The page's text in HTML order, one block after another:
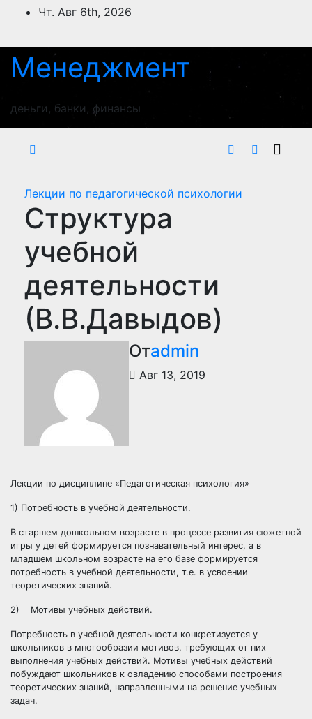
ПерейтиЧт. Авг 6th, 2026
Менеджмент
деньги, банки, финансы
Лекции по педагогической психологии
Структура
учебной
деятельности
(В.В.Давыдов)
Отadmin
Авг 13, 2019
Лекции по дисциплине «Педагогическая психология»
1) Потребность в учебной деятельности.
В старшем дошкольном возрасте в процессе развития сюжетной
игры у детей формируется познавательный интерес, а в
младшем школьном возрасте на его базе формируется
потребность в учебной деятельности, т.е. в усвоении
теоретических знаний.
2) Мотивы учебных действий.
Потребность в учебной деятельности конкретизуется у
школьников в многообразии мотивов, требующих от них
выполнения учебных действий. Мотивы учебных действий
побуждают школьников к овладению способами построения
теоретических знаний, направленными на решение учебных
задач.